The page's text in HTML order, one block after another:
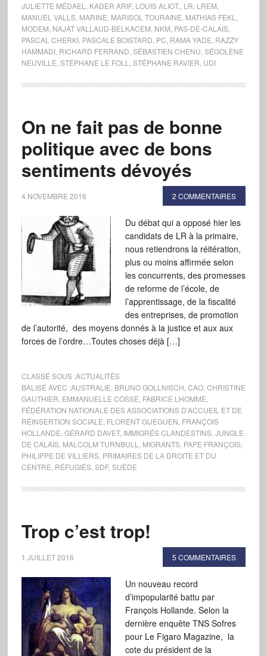
JULIETTE MÉDAEL
KADER ARIF, LOUIS ALIOT. LR LREM
MANUEL VALLS, MARINE MARISOL TOURAINE MATHIAS FEKL
MODEM NAJAT VALLAUD-BELKACEM NKM PAS-DE-CALAIS,
PASCAL CHERKI, PASCALE BOISTARD PC RAMA YADE RAZZY
HAMMADI, RICHARD FERRAND SÉBASTIEN CHENU SÉGOLÈNE
NEUVILLE STÉPHANE LE FOLL STÉPHANE RAVIER UDI
On ne fait pas de bonne
politique avec de bons
sentiments dévoyés
4 NOVEMBRE 2016 2 COMMENTAIRES
Du débat qui a opposé hier les
candidats de LR à la primaire,
nous retiendrons la réitération,
plus ou moins affirmée selon
les concurrents, des promesses
de reforme de l’école, de
l’apprentissage, de la fiscalité
des entreprises, de promotion
de l’autorité, des moyens donnés à la justice et aux aux
forces de l’ordre…Toutes choses déjà […]
CLASSÉ SOUS :ACTUALITÉS
BALISÉ AVEC :AUSTRALIE BRUNO GOLLNISCH CAO, CHRISTINE
GAUTHIER EMMANUELLE COSSE FABRICE LHOMME
FÉDÉRATION NATIONALE DES ASSOCIATIONS D’ACCUEIL ET DE
RÉINSERTION SOCIALE FLORENT GUEGUEN FRANÇOIS
HOLLANDE GÉRARD DAVET, IMMIGRÉS CLANDESTINS, JUNGLE
DE CALAIS, MALCOLM TURNBULL MIGRANTS, PAPE FRANÇOIS,
PHILIPPE DE VILLIERS, PRIMAIRES DE LA DROITE ET DU
CENTRE RÉFUGIÉS, SDF, SUÈDE
Trop c’est trop!
1 JUILLET 2016 5 COMMENTAIRES
Un nouveau record
d’impopularité battu par
François Hollande. Selon la
dernière enquête TNS Sofres
pour Le Figaro Magazine, la
cote du président de la